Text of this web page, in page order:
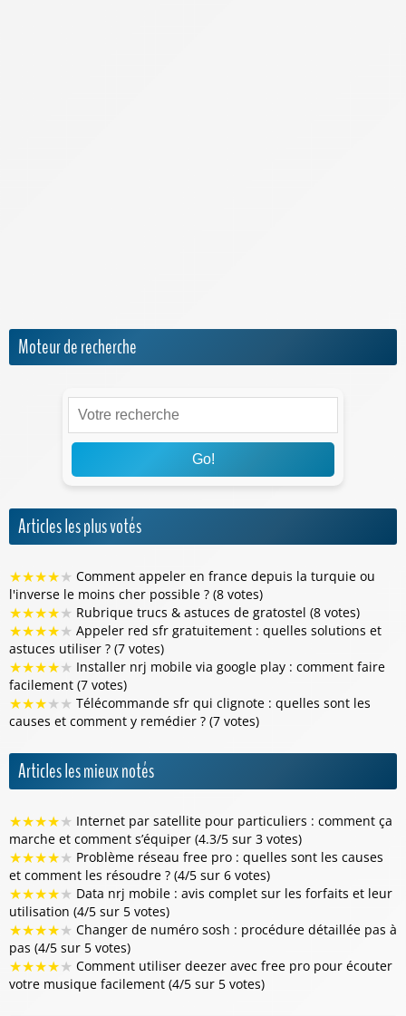
Moteur de recherche
Go!
Articles les plus votés
★★★★★ Comment appeler en france depuis la turquie ou
l'inverse le moins cher possible ? (8 votes)
★★★★★ Rubrique trucs & astuces de gratostel (8 votes)
★★★★★ Appeler red sfr gratuitement : quelles solutions et
astuces utiliser ? (7 votes)
★★★★★ Installer nrj mobile via google play : comment faire
facilement (7 votes)
★★★★★ Télécommande sfr qui clignote : quelles sont les
causes et comment y remédier ? (7 votes)
Articles les mieux notés
★★★★★ Internet par satellite pour particuliers : comment ça
marche et comment s’équiper (4.3/5 sur 3 votes)
★★★★★ Problème réseau free pro : quelles sont les causes
et comment les résoudre ? (4/5 sur 6 votes)
★★★★★ Data nrj mobile : avis complet sur les forfaits et leur
utilisation (4/5 sur 5 votes)
★★★★★ Changer de numéro sosh : procédure détaillée pas à
pas (4/5 sur 5 votes)
★★★★★ Comment utiliser deezer avec free pro pour écouter
votre musique facilement (4/5 sur 5 votes)